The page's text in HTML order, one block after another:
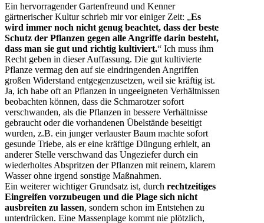
Ein hervorragender Gartenfreund und Kenner
gärtnerischer Kultur schrieb mir vor einiger Zeit: „Es
wird immer noch nicht genug beachtet, dass der beste
Schutz der Pflanzen gegen alle Angriffe darin besteht,
dass man sie gut und richtig kultiviert.“ Ich muss ihm
Recht geben in dieser Auffassung. Die gut kultivierte
Pflanze vermag den auf sie eindringenden Angriffen
großen Widerstand entgegenzusetzen, weil sie kräftig ist.
Ja, ich habe oft an Pflanzen in ungeeigneten Verhältnissen
beobachten können, dass die Schmarotzer sofort
verschwanden, als die Pflanzen in bessere Verhältnisse
gebraucht oder die vorhandenen Übelstände beseitigt
wurden, z.B. ein junger verlauster Baum machte sofort
gesunde Triebe, als er eine kräftige Düngung erhielt, an
anderer Stelle verschwand das Ungeziefer durch ein
wiederholtes Abspritzen der Pflanzen mit reinem, klarem
Wasser ohne irgend sonstige Maßnahmen.
Ein weiterer wichtiger Grundsatz ist, durch rechtzeitiges
Eingreifen vorzubeugen und die Plage sich nicht
ausbreiten zu lassen, sondern schon im Entstehen zu
unterdrücken. Eine Massenplage kommt nie plötzlich,